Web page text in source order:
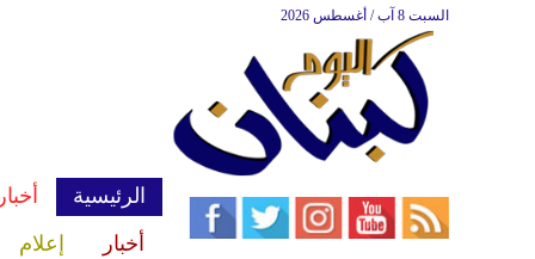
السبت 8 آب / أغسطس 2026
الرئيسية
أخبار
إعلام